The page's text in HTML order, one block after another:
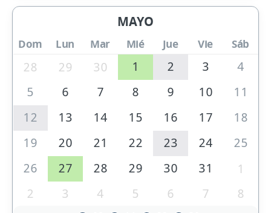
MAYO
Dom Lun Mar Mié Jue Vie Sáb
28 29 30 1 2 3
4
5
6 7 8 9 10
11
12
13 14 15 16 17
18
19
20 21 22 23 24
25
26
27 28 29 30 31
1
2
3 4 5 6 7 8